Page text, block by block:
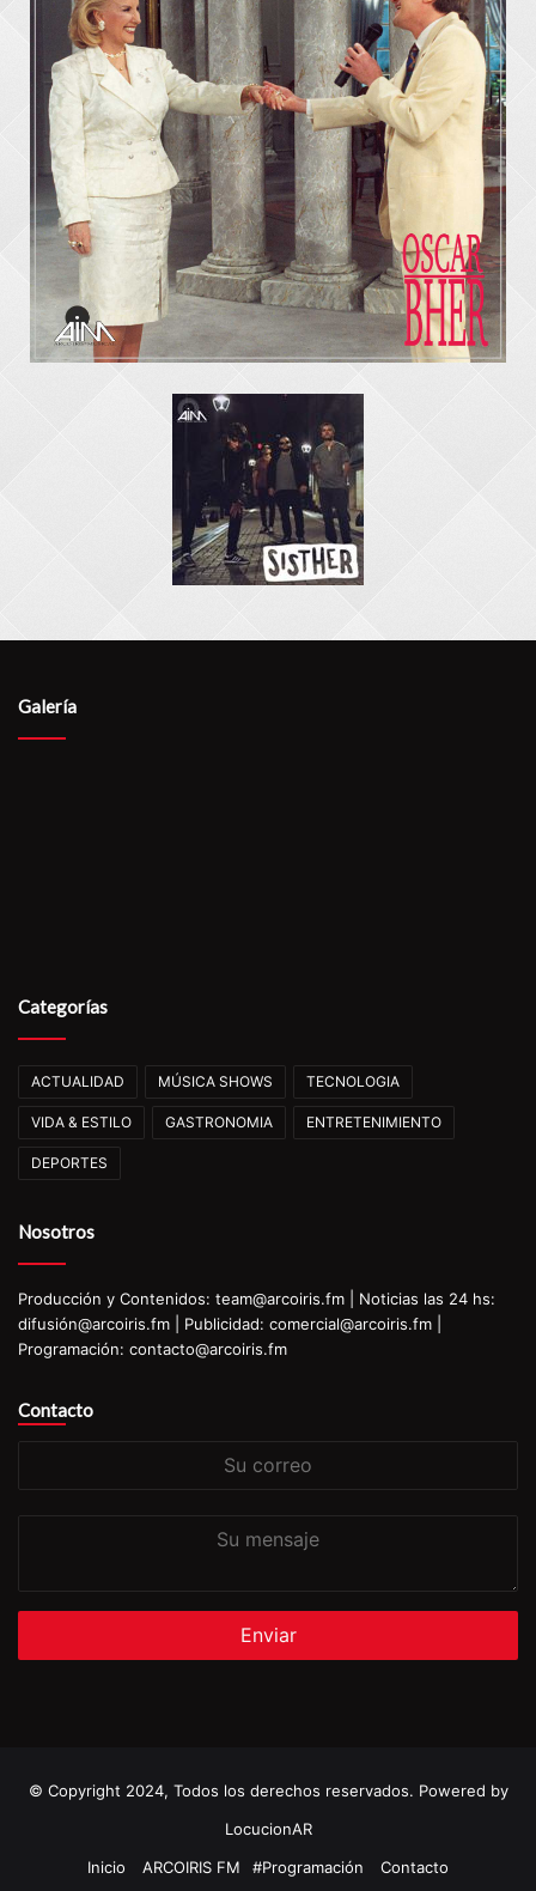
Galería
Categorías
ACTUALIDAD MÚSICA SHOWS TECNOLOGIA
VIDA & ESTILO GASTRONOMIA ENTRETENIMIENTO
DEPORTES
Nosotros
Producción y Contenidos: team@arcoiris.fm | Noticias las 24 hs:
difusión@arcoiris.fm | Publicidad: comercial@arcoiris.fm |
Programación: contacto@arcoiris.fm
Contacto
© Copyright 2024, Todos los derechos reservados. Powered by
LocucionAR
Inicio
ARCOIRIS FM #Programación Contacto